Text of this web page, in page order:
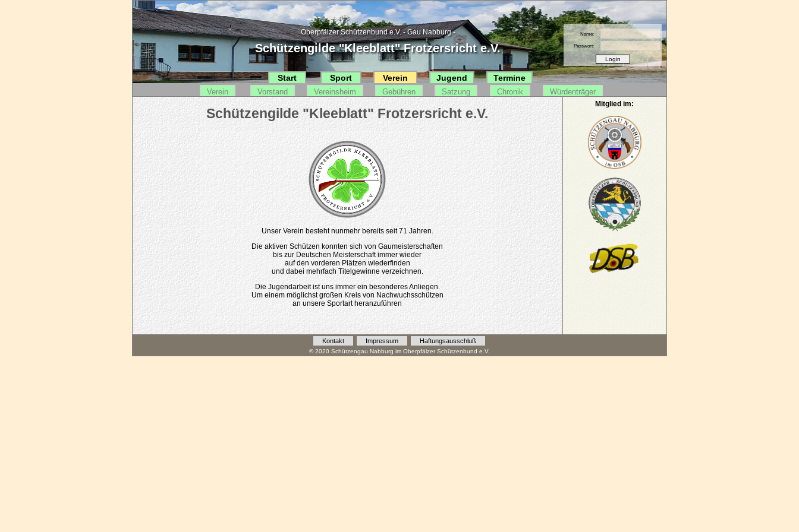
Oberpfälzer Schützenbund e.V. - Gau Nabburg -
Schützengilde "Kleeblatt" Frotzersricht e.V.
Name:
Passwort:
Start Sport Verein Jugend Termine
Verein Vorstand Vereinsheim Gebühren Satzung Chronik Würdenträger
Unser Verein besteht nunmehr bereits seit 71 Jahren.
Die aktiven Schützen konnten sich von Gaumeisterschaften
bis zur Deutschen Meisterschaft immer wieder
auf den vorderen Plätzen wiederfinden
und dabei mehrfach Titelgewinne verzeichnen.
Die Jugendarbeit ist uns immer ein besonderes Anliegen.
Um einem möglichst großen Kreis von Nachwuchsschützen
an unsere Sportart heranzuführen
Mitglied im:
Kontakt Impressum Haftungsausschluß
© 2020 Schützengau Nabburg im Oberpfälzer Schützenbund e.V.